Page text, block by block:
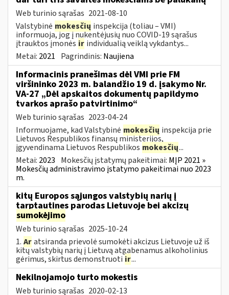
Web turinio sąrašas 2021-08-10
Valstybinė mokesčių inspekcija (toliau – VMI)
informuoja, jog į nukentėjusių nuo COVID-19 sąrašus
įtrauktos įmonės ir individualią veiklą vykdantys...
Metai: 2021 Pagrindinis: Naujiena
Informacinis pranešimas dėl VMI prie FM
viršininko 2023 m. balandžio 19 d. įsakymo Nr.
VA-27 „Dėl apskaitos dokumentų papildymo
tvarkos aprašo patvirtinimo“
Web turinio sąrašas 2023-04-24
Informuojame, kad Valstybinė mokesčių inspekcija prie
Lietuvos Respublikos finansų ministerijos,
įgyvendinama Lietuvos Respublikos mokesčių...
Metai: 2023 Mokesčių įstatymų pakeitimai: MĮP 2021 »
Mokesčių administravimo įstatymo pakeitimai nuo 2023
m.
kitų Europos sąjungos valstybių narių į
tarptautines parodas Lietuvoje bei akcizų
sumokėjimo
Web turinio sąrašas 2025-10-24
1. Aratsiranda prievolė sumokėti akcizus Lietuvoje už iš
kitų valstybių narių į Lietuvą atgabenamus alkoholinius
gėrimus, skirtus demonstruoti ir...
Nekilnojamojo turto mokestis
Web turinio sąrašas 2020-02-13